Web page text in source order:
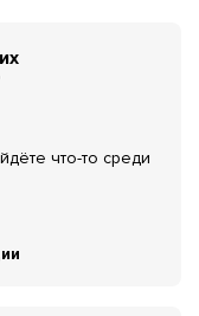
что-то среди